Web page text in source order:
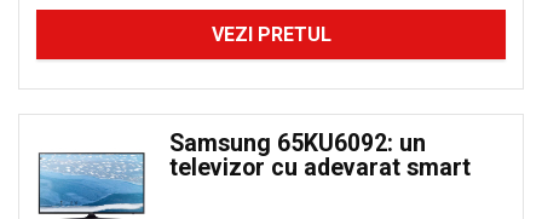
VEZI PRETUL
Samsung 65KU6092: un
televizor cu adevarat smart